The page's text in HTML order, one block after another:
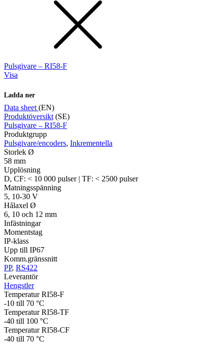
Pulsgivare – RI58-F
Visa
Ladda ner
Data sheet (EN)
Produktöversikt (SE)
Pulsgivare – RI58-F
Produktgrupp
Pulsgivare/encoders, Inkrementella
Storlek Ø
58 mm
Upplösning
D, CF: < 10 000 pulser | TF: < 2500 pulser
Matningsspänning
5, 10-30 V
Hålaxel Ø
6, 10 och 12 mm
Infästningar
Momentstag
IP-klass
Upp till IP67
Komm.gränssnitt
PP, RS422
Leverantör
Hengstler
Temperatur RI58-F
-10 till 70 °C
Temperatur RI58-TF
-40 till 100 °C
Temperatur RI58-CF
-40 till 70 °C